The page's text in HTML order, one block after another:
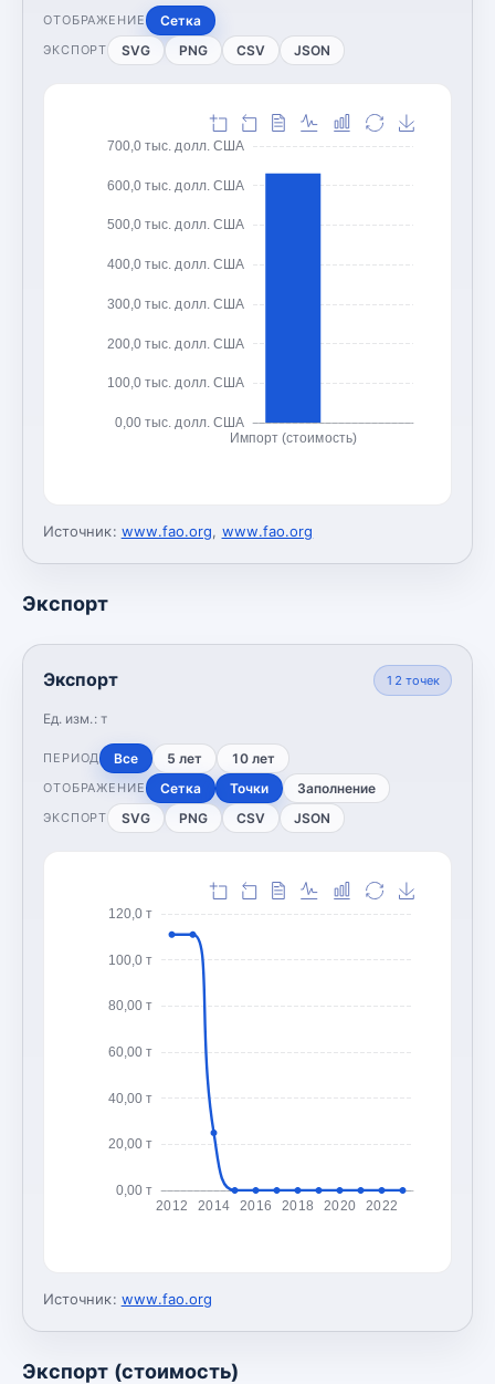
ОТОБРАЖЕНИЕ Сетка
ЭКСПОРТ SVG PNG CSV JSON
0,00 тыс. долл. США
100,0 тыс. долл. США
200,0 тыс. долл. США
300,0 тыс. долл. США
400,0 тыс. долл. США
500,0 тыс. долл. США
600,0 тыс. долл. США
700,0 тыс. долл. США
Импорт (стоимость)
Источник: www.fao.org, www.fao.org
Экспорт
Экспорт
Ед. изм.: т
12 точек
ПЕРИОД Все 5 лет 10 лет
ОТОБРАЖЕНИЕ Сетка Точки Заполнение
ЭКСПОРТ SVG PNG CSV JSON
0,00 т
20,00 т
40,00 т
60,00 т
80,00 т
100,0 т
120,0 т
2012 2014 2016 2018 2020 2022
Источник: www.fao.org
Экспорт (стоимость)